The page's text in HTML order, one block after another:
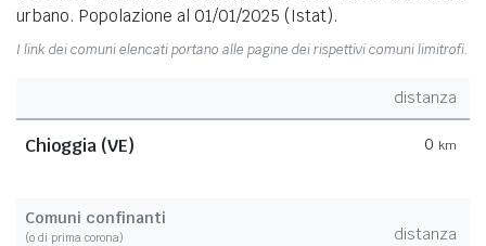
urbano. Popolazione al 01/01/2025 (Istat).
I link dei comuni elencati portano alle pagine dei rispettivi comuni limitrofi.
distanza
Chioggia (VE) 0 km
Comuni confinanti
(o di prima corona) distanza